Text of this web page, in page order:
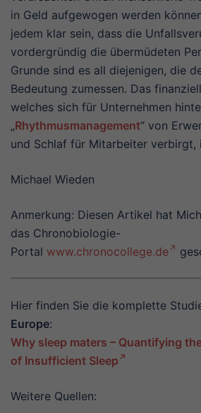
in Geld aufgewogen werden
jedem klar sein, dass die
vordergründig die übermüdeten
Grunde sind es all diejenigen, die
Bedeutung zumessen. Das
welches sich für Unternehmen
„Rhythmusmanagement“ von
und Schlaf für Mitarbeiter verbirgt,
Michael Wieden
Anmerkung: Diesen Artikel hat
das Chronobiologie-
Portal www.chronocollege.de
Hier finden Sie die komplette
Europe:
Why sleep maters – Quantifying
of Insufficient Sleep
Weitere Quellen: